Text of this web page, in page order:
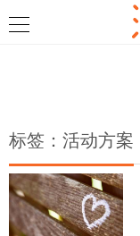
标签：活动方案